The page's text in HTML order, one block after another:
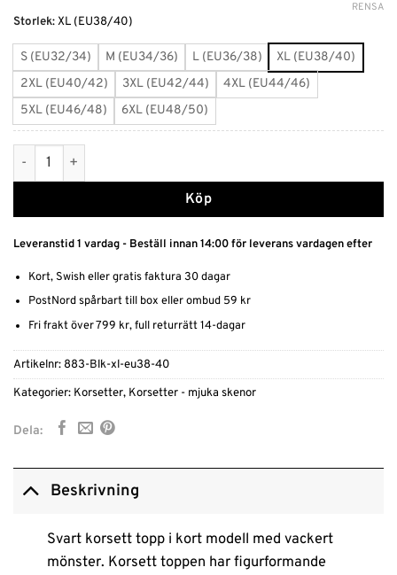
Storlek:XL (EU38/40)
S (EU32/34) M (EU34/36) L (EU36/38)
XL (EU38/40)
2XL (EU40/42)
3XL (EU42/44)
4XL (EU44/46)
5XL (EU46/48)
6XL (EU48/50)
RENSA
Korsett topp i kort modell mängd
Köp
Alternative:
Leveranstid 1 vardag - Beställ innan 14:00 för leverans vardagen efter
Kort, Swish eller gratis faktura 30 dagar
PostNord spårbart till box eller ombud 59 kr
Fri frakt över 799 kr, full returrätt 14-dagar
Artikelnr: 883-Blk-xl-eu38-40
Kategorier: Korsetter, Korsetter - mjuka skenor
Dela:
Beskrivning
Svart korsett topp i kort modell med vackert
mönster. Korsett toppen har figurformande